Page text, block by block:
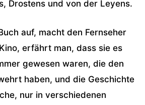
Drostens und von der Leyens.
auf, macht den Fernseher
erfährt man, dass sie es
gewesen waren, die den
haben, und die Geschichte
nur in verschiedenen